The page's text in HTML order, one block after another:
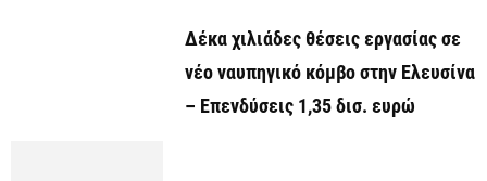
Δέκα χιλιάδες θέσεις εργασίας σε
νέο ναυπηγικό κόμβο στην Ελευσίνα
– Επενδύσεις 1,35 δισ. ευρώ